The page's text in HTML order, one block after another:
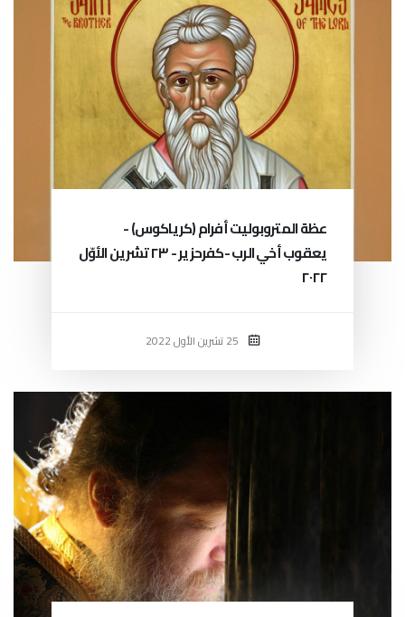
عظة المتروبوليت أفرام (كرياكوس) -
يعقوب أخي الرب -كفرحزير - ٢٣ تشرين الأوّل
٢٠٢٢